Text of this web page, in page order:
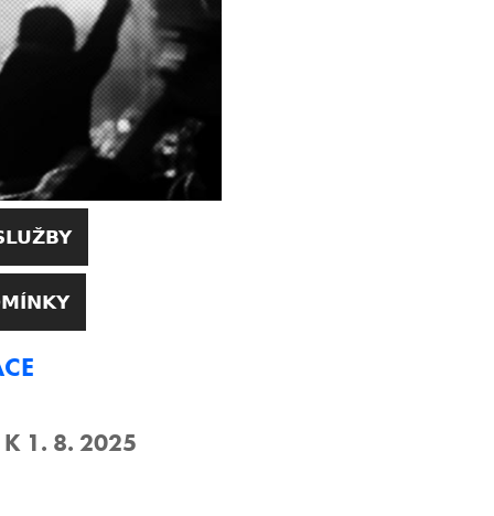
1. 8. 2025